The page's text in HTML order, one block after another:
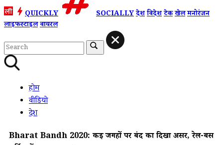
QUICKLY SOCIALLYदेशविदेशटेकखेलमनोरंजन
लाइफस्टाइलवायरल
होम
वीडियो
देश
Bharat Bandh 2020: कई जगहों पर बंद का दिखा असर, रेल-बस